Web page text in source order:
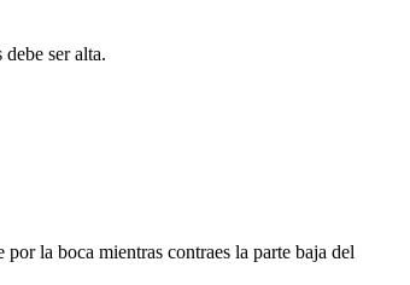
ser alta.
la boca mientras contraes la parte baja del